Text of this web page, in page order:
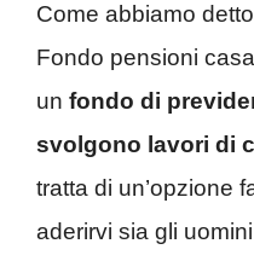
Come abbiamo detto
Fondo pensioni
un fondo di
svolgono lavori di
tratta di un’opzione
aderirvi sia gli